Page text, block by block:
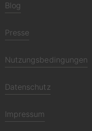
Blog
Presse
Nutzungsbedingungen
Datenschutz
Impressum